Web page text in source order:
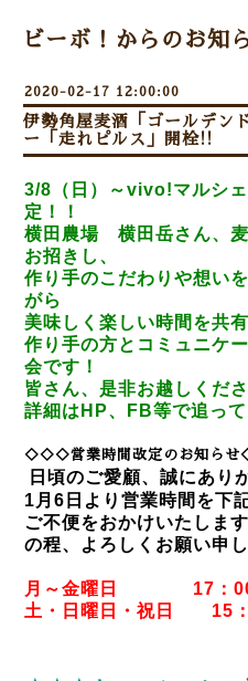
ビーボ！からのお知
2020-02-17 12:00:00
伊勢角屋麦酒「ゴールデン
ー「走れピルス」開栓!!
3/8（日）～vivo!マルシ
定！！
横田農場 横田岳さん、
お招きし、
作り手のこだわりや想い
がら
美味しく楽しい時間を共
作り手の方とコミュニケ
会です！
皆さん、是非お越しくださ
詳細はHP、FB等で追って
◇◇◇営業時間改定のお知ら
日頃のご愛顧、誠にあり
1月6日より営業時間を下
ご不便をおかけいたしま
の程、よろしくお願い申し
月～金曜日 17：
土・日曜日・祝日 15